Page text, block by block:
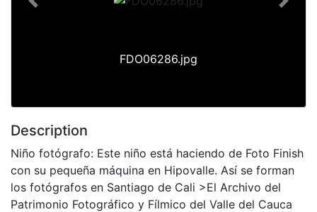
FDO06286.jpg
Previous Next
Description
Niño fotógrafo: Este niño está haciendo de Foto Finish
con su pequeña máquina en Hipovalle. Así se forman
los fotógrafos en Santiago de Cali >El Archivo del
Patrimonio Fotográfico y Fílmico del Valle del Cauca